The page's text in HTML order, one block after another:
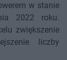
w stanie
2022 roku.
zwiększenie
liczby